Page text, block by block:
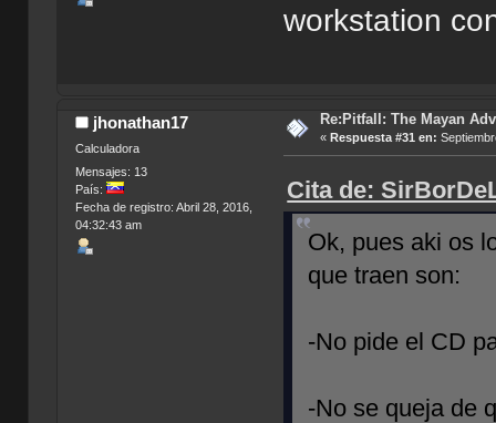
workstation
jhonathan17
Calculadora
Mensajes: 13
País:
Fecha de registro: Abril 28, 2016,
04:32:43 am
Re:Pitfall: The Mayan
« Respuesta #31 en:
Cita de:
Ok, pues aki os
que traen son:
-No pide el CD
-No se queja de